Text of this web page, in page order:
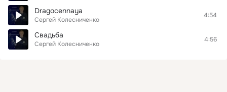
Dragocennaya
Сергей Колесниченко
4:54
Свадьба
Сергей Колесниченко
4:56